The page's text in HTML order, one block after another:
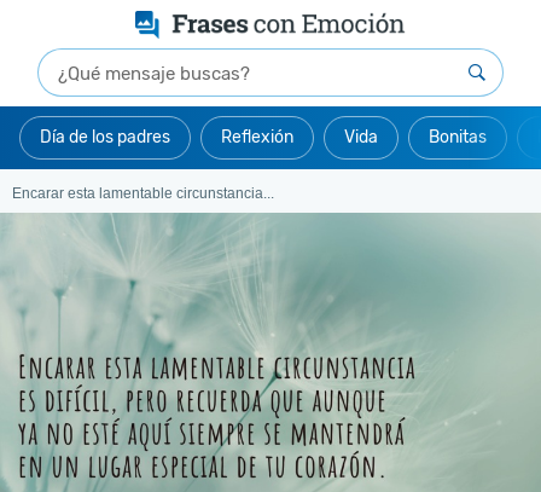
Día de los padres Reflexión Vida Bonitas
Encarar esta lamentable circunstancia...